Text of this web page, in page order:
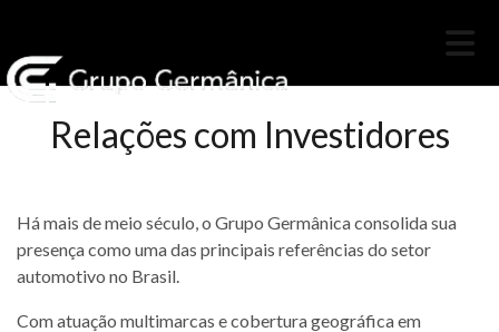
Relações com Investidores
Há mais de meio século, o Grupo Germânica consolida sua
presença como uma das principais referências do setor
automotivo no Brasil.
Com atuação multimarcas e cobertura geográfica em